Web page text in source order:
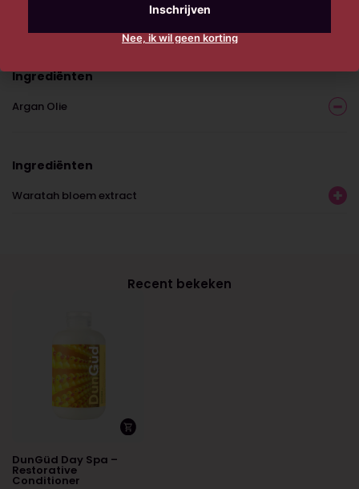
Ingrediënten
Argan Olie
Ingrediënten
Waratah bloem extract
Recent bekeken
DunGüd Day Spa –
Restorative
Conditioner
Nee, ik wil geen korting